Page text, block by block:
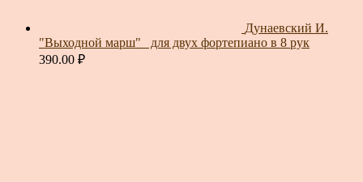
Дунаевский И.
"Выходной марш"_ для двух фортепиано в 8 рук
390.00 ₽